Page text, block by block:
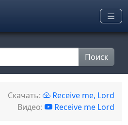
Поиск
Скачать:
Receive me, Lord
Видео:
Receive me Lord